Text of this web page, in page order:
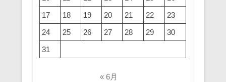
17
18 19 20 21 22
23
24
25 26 27 28 29
30
31
« 6月